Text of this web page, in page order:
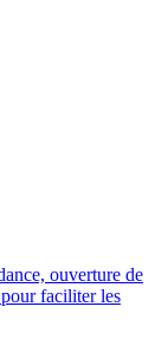
ouverture de
faciliter les